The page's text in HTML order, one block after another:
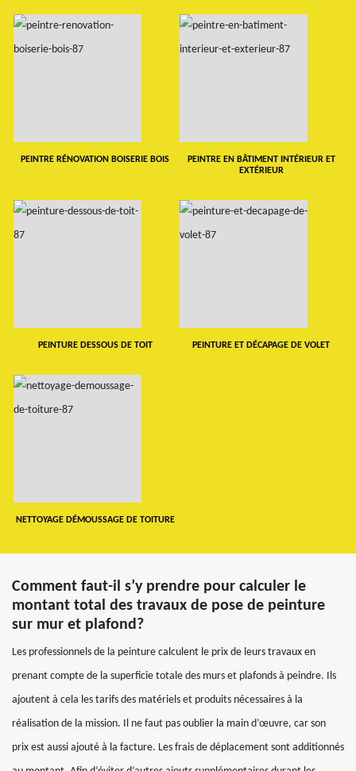
PEINTRE RÉNOVATION BOISERIE BOIS
PEINTRE EN BÂTIMENT INTÉRIEUR ET
EXTÉRIEUR
PEINTURE DESSOUS DE TOIT PEINTURE ET DÉCAPAGE DE VOLET
NETTOYAGE DÉMOUSSAGE DE TOITURE
Comment faut-il s’y prendre pour calculer le
montant total des travaux de pose de peinture
sur mur et plafond?
Les professionnels de la peinture calculent le prix de leurs travaux en
prenant compte de la superficie totale des murs et plafonds à peindre. Ils
ajoutent à cela les tarifs des matériels et produits nécessaires à la
réalisation de la mission. Il ne faut pas oublier la main d’œuvre, car son
prix est aussi ajouté à la facture. Les frais de déplacement sont additionnés